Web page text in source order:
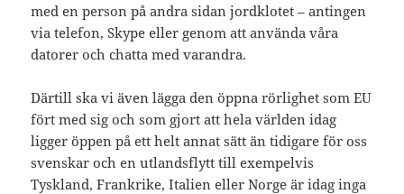
med en person på andra sidan jordklotet – antingen
via telefon, Skype eller genom att använda våra
datorer och chatta med varandra.
Därtill ska vi även lägga den öppna rörlighet som EU
fört med sig och som gjort att hela världen idag
ligger öppen på ett helt annat sätt än tidigare för oss
svenskar och en utlandsflytt till exempelvis
Tyskland, Frankrike, Italien eller Norge är idag inga